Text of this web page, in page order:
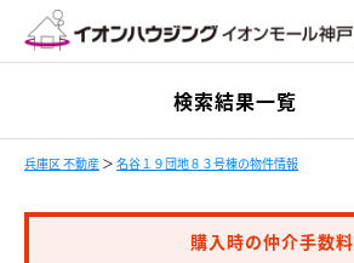
検索結果一覧
兵庫区 不動産 ＞ 名谷１９団地８３号棟の物件情報
購入時の仲介手数料